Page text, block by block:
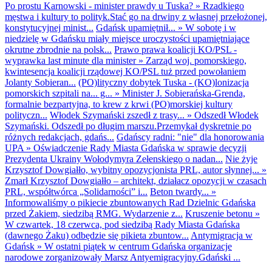
Po prostu Karnowski - minister prawdy u Tuska? » Rzadkiego
męstwa i kultury to polityk.Stać go na drwiny z własnej przełożonej,
konstytucyjnej minist... Gdańsk upamiętnił... » W sobotę i w
niedzielę w Gdańsku miały miejsce uroczystości upamiętniające
okrutne zbrodnie na polsk... Prawo prawa koalicji KO/PSL -
wyprawka last minute dla minister» Zarząd woj. pomorskiego,
kwintesencja koalicji rządowej KO/PSL tuż przed powołaniem
Jolanty Sobieran... (PO)lityczny dobytek Tuska - (KO)lonizacja
pomorskich szpitali na... g... » Minister J. Sobierańska-Grenda,
formalnie bezpartyjna, to krew z krwi (PO)morskiej kultury
polityczn... Włodek Szymański zszedł z trasy... » Odszedł Włodek
Szymański. Odszedł po długim marszu.Przemykał dyskretnie po
różnych redakcjach, gdańs... Gdańscy radni: "nie" dla honorowania
UPA » Oświadczenie Rady Miasta Gdańska w sprawie decyzji
Prezydenta Ukrainy Wołodymyra Zełenskiego o nadan... Nie żyje
Krzysztof Dowgiałło, wybitny opozycjonista PRL, autor słynnej... »
Zmarł Krzysztof Dowgiałło – architekt, działacz opozycji w czasach
PRL, współtwórca „Solidarności” i... Beton twardy... »
Informowaliśmy o pikiecie zbuntowanych Rad Dzielnic Gdańska
przed Żakiem, siedzibą RMG. Wydarzenie z... Kruszenie betonu »
W czwartek, 18 czerwca, pod siedzibą Rady Miasta Gdańska
(dawnego Żaku) odbędzie się pikieta zbuntow... Antymigracja w
Gdańsk » W ostatni piątek w centrum Gdańska organizacje
narodowe zorganizowały Marsz Antyemigracyjny.Gdański ...